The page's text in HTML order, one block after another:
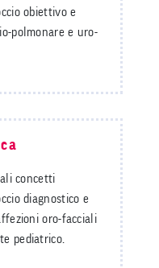
obiettivo e
polmonare e uro-
concetti
diagnostico e
oro-facciali
pediatrico.